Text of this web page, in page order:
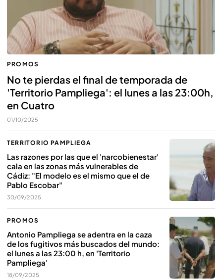
PROMOS
No te pierdas el final de temporada de
'Territorio Pampliega': el lunes a las 23:00h,
en Cuatro
01/10/2025
TERRITORIO PAMPLIEGA
Las razones por las que el 'narcobienestar'
cala en las zonas más vulnerables de
Cádiz: "El modelo es el mismo que el de
Pablo Escobar"
30/09/2025
PROMOS
Antonio Pampliega se adentra en la caza
de los fugitivos más buscados del mundo:
el lunes a las 23:00 h, en 'Territorio
Pampliega'
18/09/2025